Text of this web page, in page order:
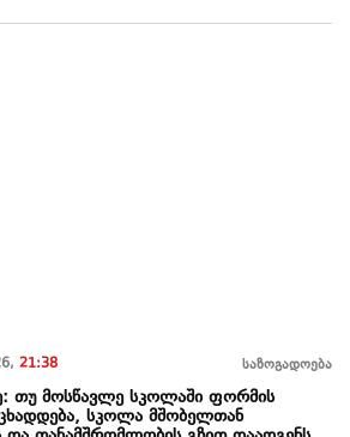
21:38 საზოგადოება
თუ მოსწავლე სკოლაში ფორმის
სკოლა მშობელთან